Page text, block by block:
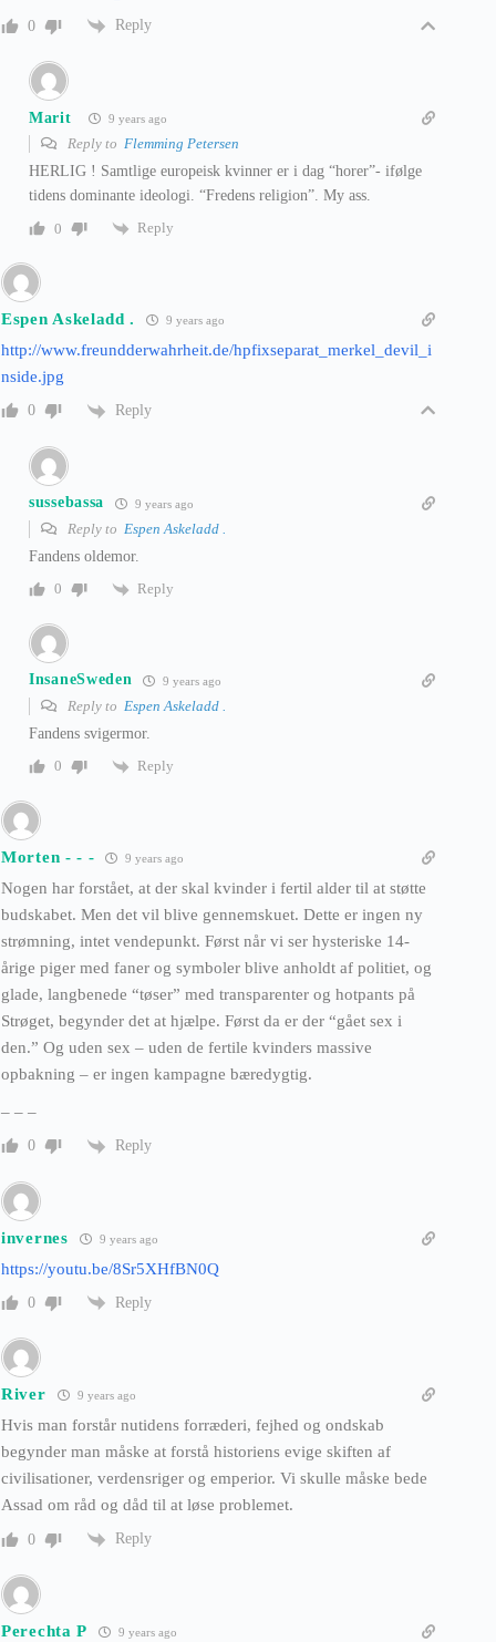
0 Reply
Marit 9 years ago
Reply to Flemming Petersen
HERLIG ! Samtlige europeisk kvinner er i dag “horer”- ifølge
tidens dominante ideologi. “Fredens religion”. My ass.
0
Reply
Espen Askeladd . 9 years ago
http://www.freundderwahrheit.de/hpfixseparat_merkel_devil_i
nside.jpg
0 Reply
sussebassa 9 years ago
Reply to Espen Askeladd .
Fandens oldemor.
0
Reply
InsaneSweden 9 years ago
Reply to Espen Askeladd .
Fandens svigermor.
0
Reply
Morten - - - 9 years ago
Nogen har forstået, at der skal kvinder i fertil alder til at støtte
budskabet. Men det vil blive gennemskuet. Dette er ingen ny
strømning, intet vendepunkt. Først når vi ser hysteriske 14-
årige piger med faner og symboler blive anholdt af politiet, og
glade, langbenede “tøser” med transparenter og hotpants på
Strøget, begynder det at hjælpe. Først da er der “gået sex i
den.” Og uden sex – uden de fertile kvinders massive
opbakning – er ingen kampagne bæredygtig.
– – –
0 Reply
invernes 9 years ago
https://youtu.be/8Sr5XHfBN0Q
0 Reply
River 9 years ago
Hvis man forstår nutidens forræderi, fejhed og ondskab
begynder man måske at forstå historiens evige skiften af
civilisationer, verdensriger og emperior. Vi skulle måske bede
Assad om råd og dåd til at løse problemet.
0 Reply
Perechta P 9 years ago